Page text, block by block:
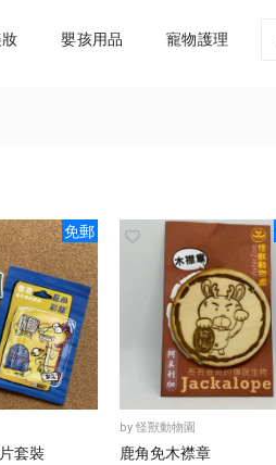
嬰孩用品 寵物護理
免郵
套裝
by怪獸動物園
鹿角免木襟章